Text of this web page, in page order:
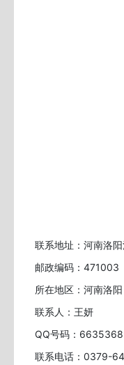
联系地址：河南洛
邮政编码：471003
所在地区：河南洛阳
联系人：王妍
QQ号码：
联系电话：0379-